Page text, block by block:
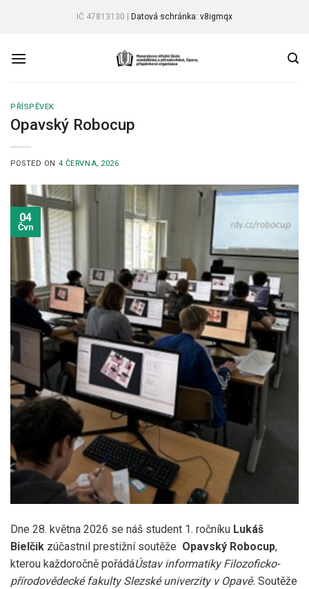
IČ 47813130 | Datová schránka: v8igmqx
PŘÍSPĚVEK
Opavský Robocup
POSTED ON 4 ČERVNA, 2026
04
Čvn
Dne 28. května 2026 se náš student 1. ročníku Lukáš
Bielčik zúčastnil prestižní soutěže Opavský Robocup,
kterou každoročně pořádáÚstav informatiky Filozoficko-
přírodovědecké fakulty Slezské univerzity v Opavě. Soutěže